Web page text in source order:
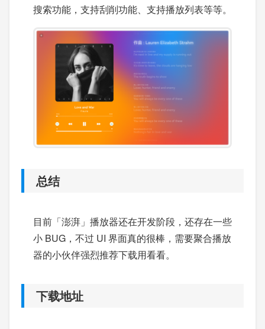
搜索功能，支持刮削功能、支持播放列表等等。
总结
目前「澎湃」播放器还在开发阶段，还存在一些
小 BUG，不过 UI 界面真的很棒，需要聚合播放
器的小伙伴强烈推荐下载用看看。
下载地址